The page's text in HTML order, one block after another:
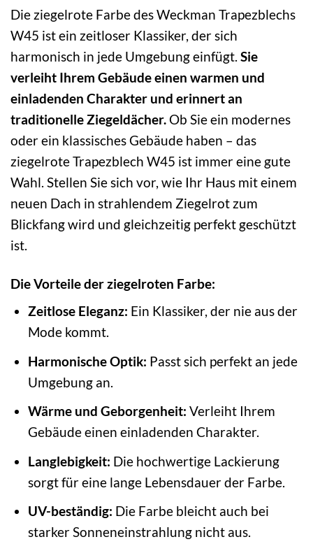
Die ziegelrote Farbe des Weckman Trapezblechs
W45 ist ein zeitloser Klassiker, der sich
harmonisch in jede Umgebung einfügt. Sie
verleiht Ihrem Gebäude einen warmen und
einladenden Charakter und erinnert an
traditionelle Ziegeldächer. Ob Sie ein modernes
oder ein klassisches Gebäude haben – das
ziegelrote Trapezblech W45 ist immer eine gute
Wahl. Stellen Sie sich vor, wie Ihr Haus mit einem
neuen Dach in strahlendem Ziegelrot zum
Blickfang wird und gleichzeitig perfekt geschützt
ist.
Die Vorteile der ziegelroten Farbe:
Zeitlose Eleganz: Ein Klassiker, der nie aus der
Mode kommt.
Harmonische Optik: Passt sich perfekt an jede
Umgebung an.
Wärme und Geborgenheit: Verleiht Ihrem
Gebäude einen einladenden Charakter.
Langlebigkeit: Die hochwertige Lackierung
sorgt für eine lange Lebensdauer der Farbe.
UV-beständig: Die Farbe bleicht auch bei
starker Sonneneinstrahlung nicht aus.